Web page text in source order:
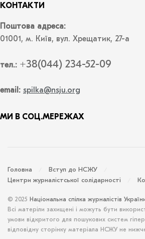
КОНТАКТИ
Поштова адреса:
01001, м. Київ, вул. Хрещатик, 27-а
тел.: +38(044) 234-52-09
email: spilka@nsju.org
МИ В СОЦ.МЕРЕЖАХ
Головна
Вступ до НСЖУ
Центри журналістської солідарності
© 2025 Національна спілка журналістів
Всі матеріли захищені і можуть бути
умови відкритого для пошукових систем
відповідну сторінку матеріала НСЖУ не